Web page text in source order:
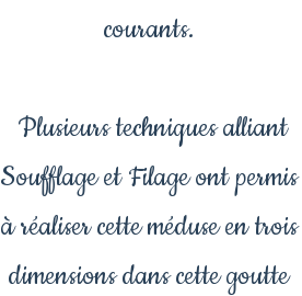
courants.
Plusieurs techniques alliant
Soufflage et Filage ont permis
à réaliser cette méduse en trois
dimensions dans cette goutte